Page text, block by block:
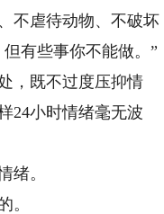
不虐待动物、不破坏
有些事你不能做。”
，既不过度压抑情
24小时情绪毫无波
绪。
。